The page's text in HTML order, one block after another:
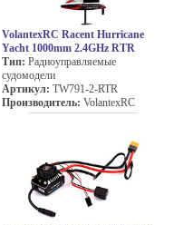
VolantexRC Racent Hurricane
Yacht 1000mm 2.4GHz RTR
Тип: Радиоуправляемые
судомодели
Артикул: TW791-2-RTR
Производитель: VolantexRC